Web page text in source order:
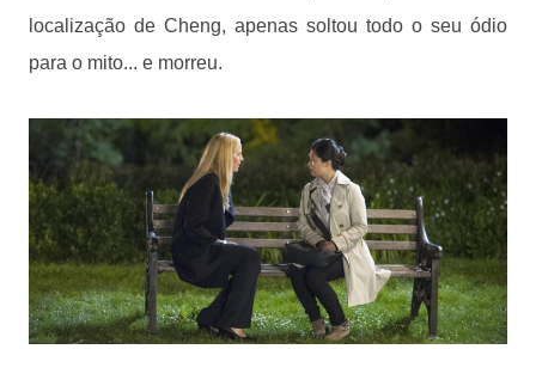
localização de Cheng, apenas soltou todo o seu ódio
para o mito... e morreu.